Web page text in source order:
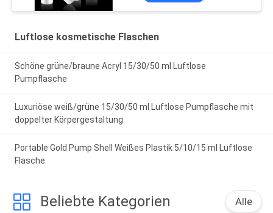
Luftlose kosmetische Flaschen
Schöne grüne/braune Acryl 15/30/50 ml Luftlose
Pumpflasche
Luxuriöse weiß/grüne 15/30/50 ml Luftlose Pumpflasche mit
doppelter Körpergestaltung
Portable Gold Pump Shell Weißes Plastik 5/10/15 ml Luftlose
Flasche
Beliebte Kategorien Alle